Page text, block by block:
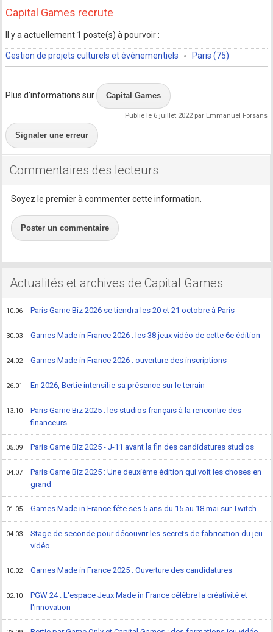
Capital Games recrute
Il y a actuellement 1 poste(s) à pourvoir :
Gestion de projets culturels et événementiels Paris (75)
Plus d'informations sur Capital Games
Publié le 6 juillet 2022 par Emmanuel Forsans
Signaler une erreur
Commentaires des lecteurs
Soyez le premier à commenter cette information.
Poster un commentaire
Actualités et archives de Capital Games
10.06 Paris Game Biz 2026 se tiendra les 20 et 21 octobre à Paris
30.03 Games Made in France 2026 : les 38 jeux vidéo de cette 6e édition
24.02 Games Made in France 2026 : ouverture des inscriptions
26.01 En 2026, Bertie intensifie sa présence sur le terrain
13.10
Paris Game Biz 2025 : les studios français à la rencontre des
financeurs
05.09 Paris Game Biz 2025 - J-11 avant la fin des candidatures studios
04.07
Paris Game Biz 2025 : Une deuxième édition qui voit les choses en
grand
01.05 Games Made in France fête ses 5 ans du 15 au 18 mai sur Twitch
04.03
Stage de seconde pour découvrir les secrets de fabrication du jeu
vidéo
10.02 Games Made in France 2025 : Ouverture des candidatures
02.10
PGW 24 : L'espace Jeux Made in France célèbre la créativité et
l'innovation